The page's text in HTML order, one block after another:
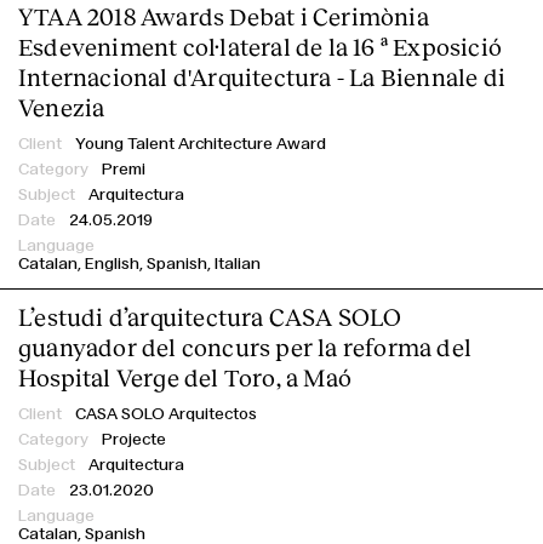
YTAA 2018 Awards Debat i Cerimònia
Esdeveniment col·lateral de la 16 ª Exposició
Internacional d'Arquitectura - La Biennale di
Venezia
Young Talent Architecture Award
Premi
Arquitectura
24.05.2019
Catalan English Spanish Italian
L’estudi d’arquitectura CASA SOLO
guanyador del concurs per la reforma del
Hospital Verge del Toro, a Maó
CASA SOLO Arquitectos
Projecte
Arquitectura
23.01.2020
Catalan Spanish